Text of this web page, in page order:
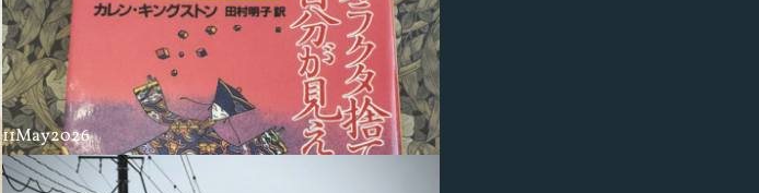
11May2026